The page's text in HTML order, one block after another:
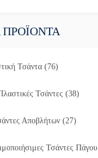
Τσάντα (76)
Τσάντες (38)
Αποβλήτων (27)
Τσάντες Πάγου